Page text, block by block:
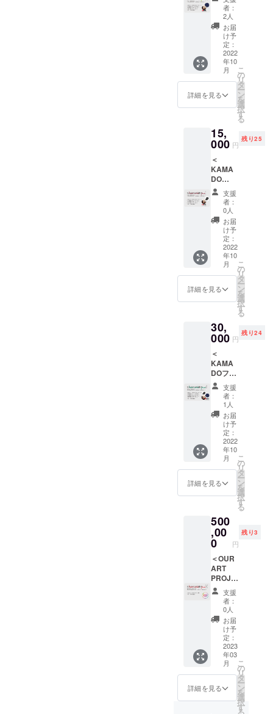
合は本
HPが存
在する
限り掲
載） ②
掲載方
法（文
字の
掲載場
所（プ
イトの
サンク
ジを作
成の
上、掲
載） ※
支援
時、必
ず備考
欄に掲
載を希
望され
るお名
ださ
い。 掲
ない場
合は、
「な
し」と
記載を
お願い
致しま
す。
卵、水
飴、
コーン
スター
チ、蜂
蜜／膨
張剤 ア
レル
ギー：
小麦・
リー：1
ｇ）あ
たり
kcal 賞
味期
限：製
造日よ
り40日
保存方
法：直
射日
光・高
温多湿
を避
け、冷
保管し
てくだ
のメッ
セージ
ルに
て、お
送り致
します
・サイ
トへ氏
名を記
載させ
て頂き
ます。
①掲載
定めが
ない場
在する
限り掲
載） ②
掲載方
法（文
字の
み） ③
掲載場
所（プ
ロジェ
クトサ
イトの
サンク
スペー
ジを作
載） ※
支援
ル） ・
KAMA
DO×名
物かま
（チー
ズ）を
今回だ
けのの
しを付
頂きま
す。 か
ちゃん
みるく
チーズ
まん
（５個
入り）
原材
料：ミ
ルク餡
（いん
げん
豆、砂
糖、加
糖練
マーガ
リン
を含
む）、
クリー
ムパウ
ダー、
寒天）
(国内製
造）、
小麦
粉、砂
糖、
卵、ク
チー
ズ、希
ロッ
プ、脱
脂粉
用油脂
／加工
デンプ
ン、香
料、乳
化剤、
酸化防
止剤
（V.
Ｅ）、
膨張剤
アレル
小麦・
卵・乳
物かま
どで応
援＞ ・
OUR
ART
PROJE
CTのロ
ゴス
テッ
カーを
お送り
イズ：
直径約6
セン
チ・素
材：塩
ビシー
ル） ・
KAMA
DO オリ
ジナル
手ぬぐ
いをお
送り致
します
（サイ
ズ：約
W35×H
カ
ラー：
のネイ
ビー）
・
KAMA
DO×名
物かま
どを今
回だけ
ののし
を付け
て、お
送りさ
せて頂
きます
入り）
原材
料：砂
亡豆、
小麦
粉、
卵、水
飴、
コーン
スター
チ、蜂
蜜／膨
張剤 ア
レル
ギー：
小麦・
卵 カロ
リー：1
者：
2人
お届
け予
定：
2022
年10
月
詳細を見る
こ
の
リ
タ
ー
ン
を
選
択
す
る
15,
000 円
残り25
＜
KAMA
DO
キャッ
プ×名物
かまど
で応援
＞ ・
OUR
ART
PROJE
CTのロ
ゴス
テッ
カーを
す （サ
イズ：
直径約6
セン
チ・素
材：塩
ビシー
ル） ・
KAMA
DO オリ
ジナル
キャッ
プをお
送り致
します
（サイ
ズ：ワ
調整可
能・素
材：綿
100%・
カ
ラー：
ブラッ
ク） ・
KAMA
DO×名
物かま
どを今
回だけ
ののし
を付け
て、お
送りさ
せて頂
支援
者：
0人
お届
け予
定：
2022
年10
月
詳細を見る
こ
の
リ
タ
ー
ン
を
選
択
す
る
30,
000 円
残り24
＜
KAMA
DOフル
セット
で応援
＞ ・
OUR
ART
PROJE
CTのロ
ゴス
テッ
カーを
お送り
致しま
直径約6
セン
チ・素
材：塩
ビシー
ル） ・
KAMA
DO オリ
ジナル
手ぬぐ
いをお
送りさ
せて頂
きます
（サイ
ズ：約
W35×H
90・素
材：綿
100%・
支援
者：
1人
お届
け予
定：
2022
年10
月
詳細を見る
こ
の
リ
タ
ー
ン
を
選
択
す
る
500
,00
0 円
残り3
＜OUR
ART
PROJE
CT クラ
ウド
ファン
ディン
グ枠＞
・OUR
ART
PROJE
CTの
パート
ナーと
して参
支援
者：
0人
お届
け予
定：
2023
年03
月
詳細を見る
こ
の
リ
タ
ー
ン
を
選
択
す